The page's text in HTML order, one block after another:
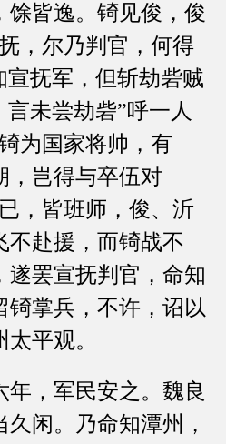
馀皆逸。锜见俊，俊
，尔乃判官，何得
宣抚军，但斩劫砦贼
未尝劫砦”呼一人
为国家将帅，有
，岂得与卒伍对
，皆班师，俊、沂
不赴援，而锜战不
遂罢宣抚判官，命知
锜掌兵，不许，诏以
平观。
，军民安之。魏良
闲。乃命知潭州，